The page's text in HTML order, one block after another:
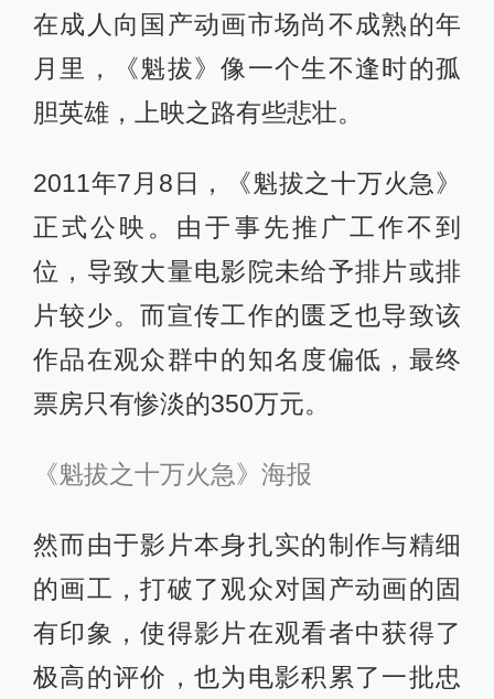
在成人向国产动画市场尚不成熟的年
月里，《魁拔》像一个生不逢时的孤
胆英雄，上映之路有些悲壮。
2011年7月8日，《魁拔之十万火急》
正式公映。由于事先推广工作不到
位，导致大量电影院未给予排片或排
片较少。而宣传工作的匮乏也导致该
作品在观众群中的知名度偏低，最终
票房只有惨淡的350万元。
《魁拔之十万火急》海报
然而由于影片本身扎实的制作与精细
的画工，打破了观众对国产动画的固
有印象，使得影片在观看者中获得了
极高的评价，也为电影积累了一批忠